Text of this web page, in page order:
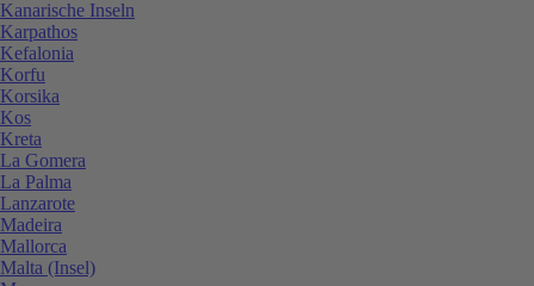
Kanarische Inseln
Karpathos
Kefalonia
Korfu
Korsika
Kos
Kreta
La Gomera
La Palma
Lanzarote
Madeira
Mallorca
Malta (Insel)